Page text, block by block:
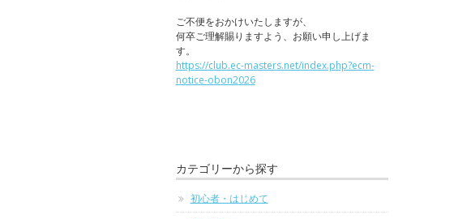
ご不便をおかけいたしますが、
何卒ご理解賜りますよう、お願い申し上げま
す。
https://club.ec-masters.net/index.php?ecm-
notice-obon2026
カテゴリーから探す
初心者・はじめて